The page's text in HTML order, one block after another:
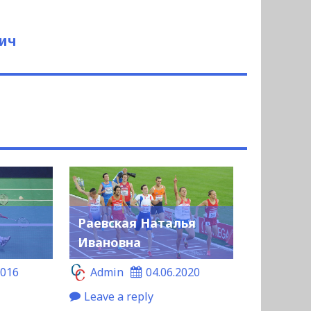
Раевская Наталья
Ивановна
Admin
04.06.2020
Leave a reply